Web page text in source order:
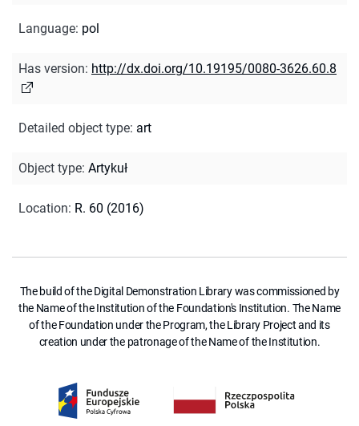
Language: pol
Has version: http://dx.doi.org/10.19195/0080-3626.60.8
Detailed object type: art
Object type: Artykuł
Location: R. 60 (2016)
The build of the Digital Demonstration Library was commissioned by
the Name of the Institution of the Foundation's Institution. The Name
of the Foundation under the Program, the Library Project and its
creation under the patronage of the Name of the Institution.